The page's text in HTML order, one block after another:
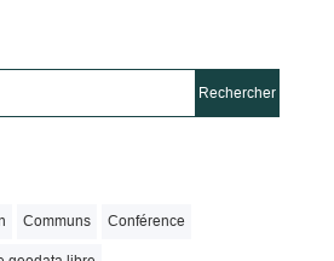
Communs Conférence